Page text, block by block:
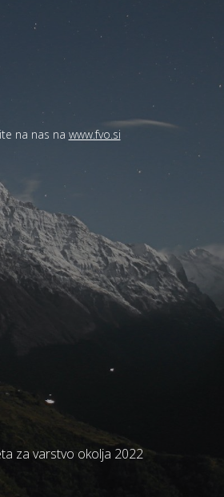
na nas na www.fvo.si
za varstvo okolja 2022